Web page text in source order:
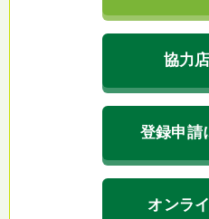
協力
登録申請
オンラ